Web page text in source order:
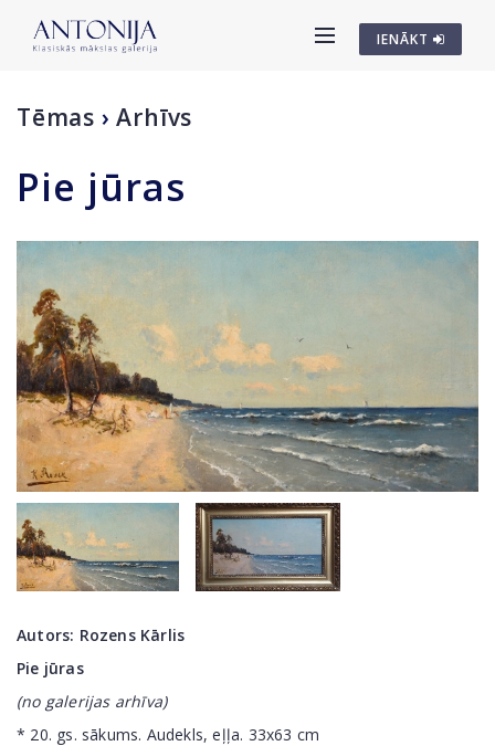
IENĀKT
Tēmas ›Arhīvs
Pie jūras
Autors: Rozens Kārlis
Pie jūras
(no galerijas arhīva)
* 20. gs. sākums. Audekls, eļļa. 33x63 cm